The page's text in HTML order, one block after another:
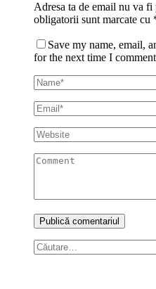
Adresa ta de email nu va fi
obligatorii sunt marcate cu
Save my name, email,
for the next time I
Caută
după: